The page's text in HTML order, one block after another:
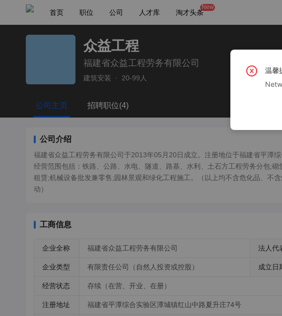
首页 职位 公司 人才库 淘才头条
New
众益工程
福建省众益工程劳务有限公司
建筑安装 · 20-99人
公司主页 招聘职位(4)
公司介绍
福建省众益工程劳务有限公司于2013年05月20日成立。注册地位于福建省平潭
经营范围包括：铁路、公路、水电、隧道、路基、水利、土石方工程劳务分包;
租赁;机械设备批发兼零售;园林景观和绿化工程施工。（以上均不含危化品、不
动）
工商信息
企业全称 福建省众益工程劳务有限公司 法人代
企业类型 有限责任公司（自然人投资或控股） 成立日
经营状态 存续（在营、开业、在册）
注册地址 福建省平潭综合实验区潭城镇红山中路夏升庄74号
温馨